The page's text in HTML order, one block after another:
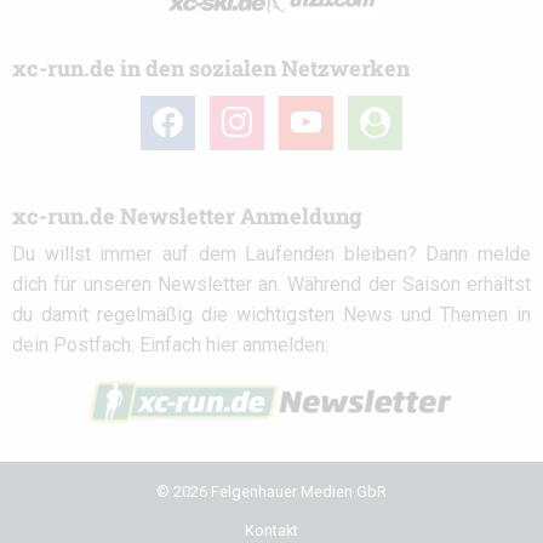
xc-run.de in den sozialen Netzwerken
facebook instagramyoutube
user-
circle
xc-run.de Newsletter Anmeldung
Du willst immer auf dem Laufenden bleiben? Dann melde
dich für unseren Newsletter an. Während der Saison erhältst
du damit regelmäßig die wichtigsten News und Themen in
dein Postfach. Einfach hier anmelden:
© 2026 Felgenhauer Medien GbR
Kontakt